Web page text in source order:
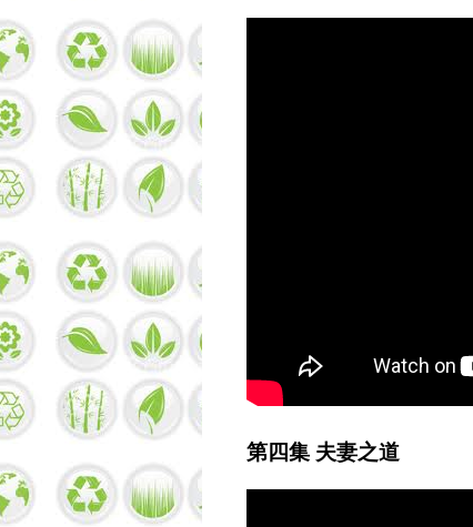
第四集 夫妻之道